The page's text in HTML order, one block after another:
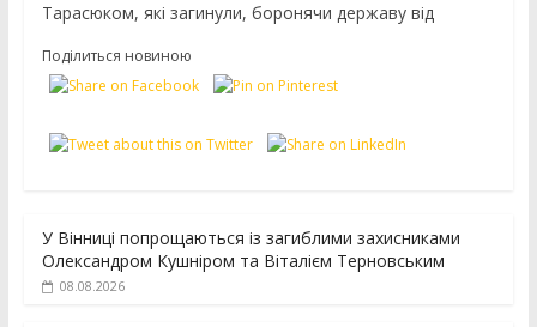
Тарасюком, які загинули, боронячи державу від
Поділиться новиною
У Вінниці попрощаються із загиблими захисниками
Олександром Кушніром та Віталієм Терновським
08.08.2026